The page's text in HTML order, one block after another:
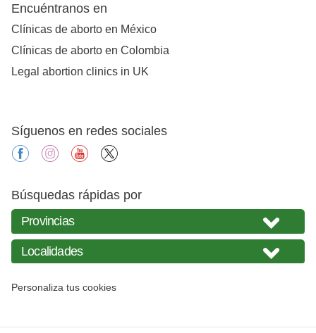
Encuéntranos en
Clínicas de aborto en México
Clínicas de aborto en Colombia
Legal abortion clinics in UK
Síguenos en redes sociales
facebookinstagramyoutube
Búsquedas rápidas por
Personaliza tus cookies